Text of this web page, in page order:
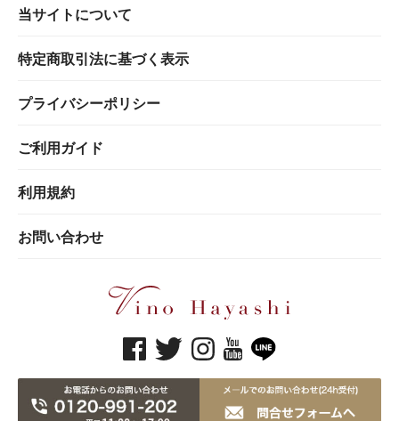
当サイトについて
特定商取引法に基づく表示
プライバシーポリシー
ご利用ガイド
利用規約
お問い合わせ